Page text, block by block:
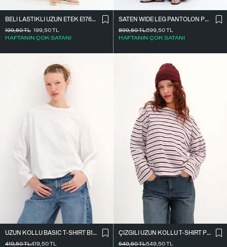
BELI LASTIKLI UZUN ETEK E17627
199,50TL
HAFTANIN ÇOK SATANI
199,50TL
SATEN WIDE LEG PANTOLON PN17298
899,50TL
HAFTANIN ÇOK SATANI
899,50TL
UZUN KOLLU BASIC T-SHIRT B10571
419,50TL419,50TL
ÇIZGILI UZUN KOLLU T-SHIRT P10550
549,50TL549,50TL